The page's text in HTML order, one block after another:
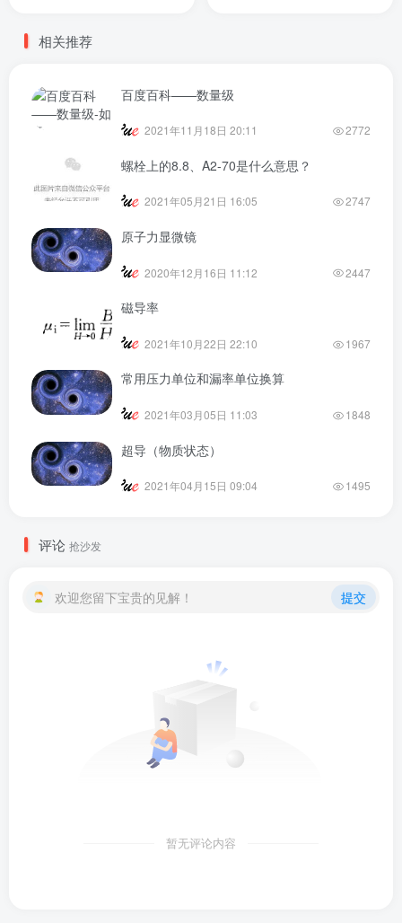
相关推荐
百度百科——数量级
2021年11月18日 20:11 2772
螺栓上的8.8、A2-70是什么意思？
2021年05月21日 16:05 2747
原子力显微镜
2020年12月16日 11:12 2447
磁导率
2021年10月22日 22:10 1967
常用压力单位和漏率单位换算
2021年03月05日 11:03 1848
超导（物质状态）
2021年04月15日 09:04 1495
评论 抢沙发
欢迎您留下宝贵的见解！ 提交
暂无评论内容